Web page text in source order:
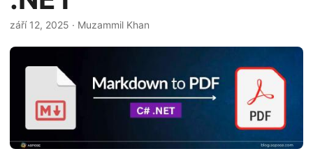
c
i
září 12, 2025 · Muzammil Khan